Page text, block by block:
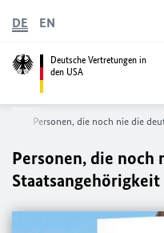
Deutsche Vertretungen in
den USA
DE EN
Personen, die noch nie die
Personen, die noch
Staatsangehörigkeit